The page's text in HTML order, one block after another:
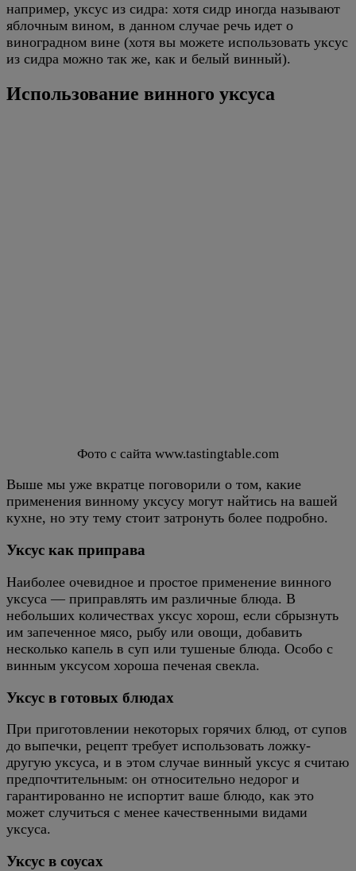
например, уксус из сидра: хотя сидр иногда называют
яблочным вином, в данном случае речь идет о
виноградном вине (хотя вы можете использовать уксус
из сидра можно так же, как и белый винный).
Использование винного уксуса
Фото с сайта www.tastingtable.com
Выше мы уже вкратце поговорили о том, какие
применения винному уксусу могут найтись на вашей
кухне, но эту тему стоит затронуть более подробно.
Уксус как приправа
Наиболее очевидное и простое применение винного
уксуса — приправлять им различные блюда. В
небольших количествах уксус хорош, если сбрызнуть
им запеченное мясо, рыбу или овощи, добавить
несколько капель в суп или тушеные блюда. Особо с
винным уксусом хороша печеная свекла.
Уксус в готовых блюдах
При приготовлении некоторых горячих блюд, от супов
до выпечки, рецепт требует использовать ложку-
другую уксуса, и в этом случае винный уксус я считаю
предпочтительным: он относительно недорог и
гарантированно не испортит ваше блюдо, как это
может случиться с менее качественными видами
уксуса.
Уксус в соусах